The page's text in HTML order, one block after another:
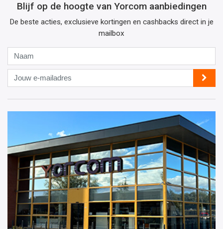
Blijf op de hoogte van Yorcom aanbiedingen
De beste acties, exclusieve kortingen en cashbacks direct in je
mailbox
Jouw
e-
mailadres